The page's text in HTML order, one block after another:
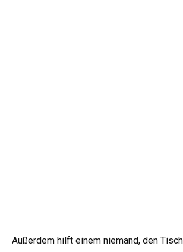
Außerdem hilft einem niemand, den